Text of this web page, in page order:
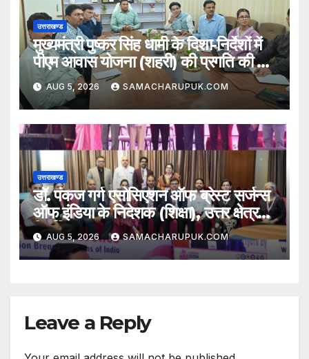
उत्तराखण्ड
मुख्यमंत्री पुष्कर सिंह धामी के दिशा-निर्देशों में
पीएम आवास योजना (शहरी) की प्रगति की हुई
समीक्षा
AUG 5, 2026 SAMACHARUPUK.COM
उत्तराखण्ड
डॉ. पंकज गर्ग एसोसिएशन ऑफ ब्रेस्ट सर्जन्स
ऑफ इंडिया के निदेशक (शिक्षा), उत्तर क्षेत्र
निर्वाचित
AUG 5, 2026 SAMACHARUPUK.COM
Leave a Reply